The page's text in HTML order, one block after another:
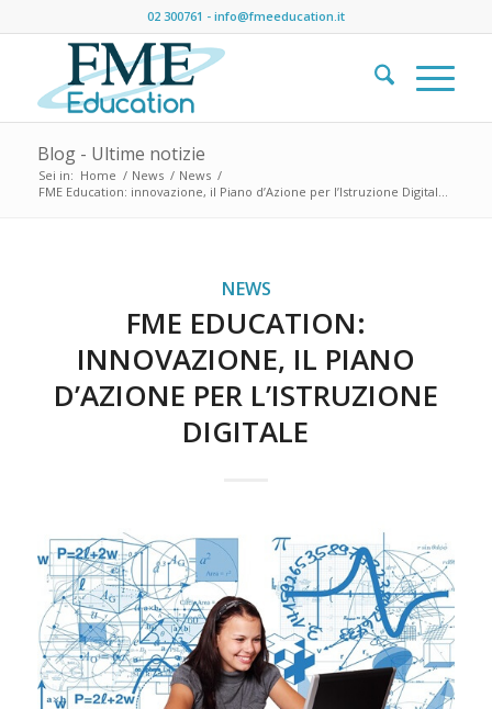
02 300761 - info@fmeeducation.it
Blog - Ultime notizie
Sei in: Home / News / News /
FME Education: innovazione, il Piano d’Azione per l’Istruzione Digital...
NEWS
FME EDUCATION:
INNOVAZIONE, IL PIANO
D’AZIONE PER L’ISTRUZIONE
DIGITALE